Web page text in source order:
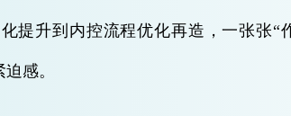
提升到内控流程优化再造，一张张“
感。